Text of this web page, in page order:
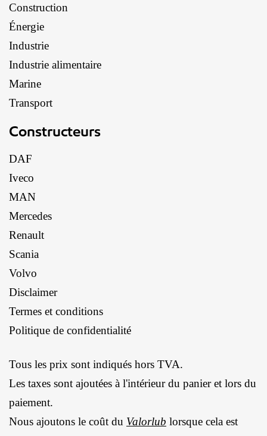
Construction
Énergie
Industrie
Industrie alimentaire
Marine
Transport
Constructeurs
DAF
Iveco
MAN
Mercedes
Renault
Scania
Volvo
Disclaimer
Termes et conditions
Politique de confidentialité
Tous les prix sont indiqués hors TVA.
Les taxes sont ajoutées à l'intérieur du panier et lors du
paiement.
Nous ajoutons le coût du Valorlub lorsque cela est